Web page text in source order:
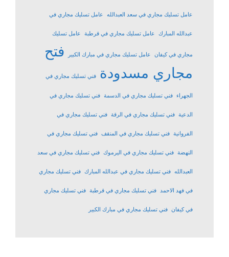
عامل تسليك مجاري في سعد العبدالله عامل تسليك مجاري في
عبدالله المبارك عامل تسليك مجاري في قرطبة عامل تسليك
مجاري في كيفان عامل تسليك مجاري في مبارك الكبير
فتح
مجاري مسدودة
فني تسليك مجاري في
الجهراء فني تسليك مجاري في الدسمة فني تسليك مجاري في
الدعية فني تسليك مجاري في الرقة فني تسليك مجاري في
الفروانية فني تسليك مجاري في المنقف فني تسليك مجاري في
النهضة فني تسليك مجاري في اليرموك فني تسليك مجاري في سعد
العبدالله فني تسليك مجاري في عبدالله المبارك فني تسليك مجاري
في فهد الاحمد فني تسليك مجاري في قرطبة فني تسليك مجاري
في كيفان فني تسليك مجاري في مبارك الكبير